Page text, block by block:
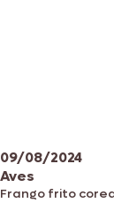
09/08/2024
Aves
Frango frito